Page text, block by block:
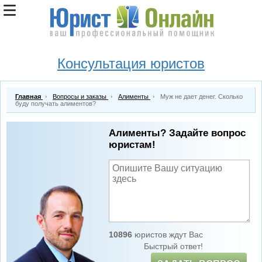
Консультация юристов
Главная Вопросы и заказы Алименты
Муж не дает денег. Сколько
буду получать алиментов?
Алименты? Задайте вопрос
юристам!
10896юристов ждут Вас
Быстрый ответ!